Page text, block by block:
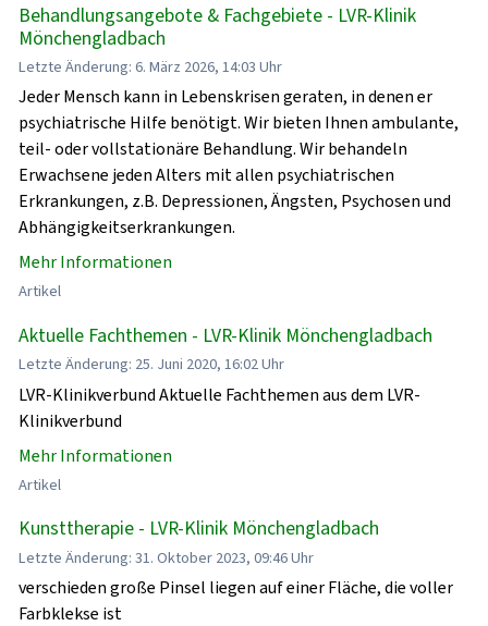
Behandlungsangebote & Fachgebiete - LVR-Klinik
Mönchengladbach
Letzte Änderung: 6. März 2026, 14:03 Uhr
Jeder Mensch kann in Lebenskrisen geraten, in denen er
psychiatrische Hilfe benötigt. Wir bieten Ihnen ambulante,
teil- oder vollstationäre Behandlung. Wir behandeln
Erwachsene jeden Alters mit allen psychiatrischen
Erkrankungen, z.B. Depressionen, Ängsten, Psychosen und
Abhängigkeitserkrankungen.
Mehr Informationen
Artikel
Aktuelle Fachthemen - LVR-Klinik Mönchengladbach
Letzte Änderung: 25. Juni 2020, 16:02 Uhr
LVR-Klinikverbund Aktuelle Fachthemen aus dem LVR-
Klinikverbund
Mehr Informationen
Artikel
Kunsttherapie - LVR-Klinik Mönchengladbach
Letzte Änderung: 31. Oktober 2023, 09:46 Uhr
verschieden große Pinsel liegen auf einer Fläche, die voller
Farbklekse ist